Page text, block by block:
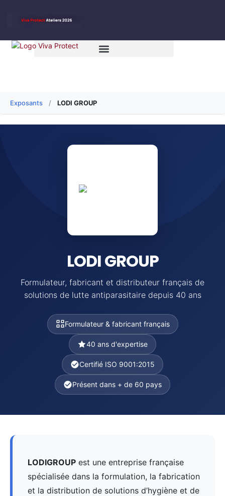
Exposants / LODI GROUP
LODI GROUP
Formulateur, fabricant et distributeur français de
solutions de lutte antiparasitaire depuis 40 ans
Formulateur & fabricant français
40 ans d'expertise
Certifié ISO 9001:2015
Présent dans + de 60 pays
LODIGROUP est une entreprise française
spécialisée dans la formulation, la fabrication
et la distribution de solutions d’hygiène et de